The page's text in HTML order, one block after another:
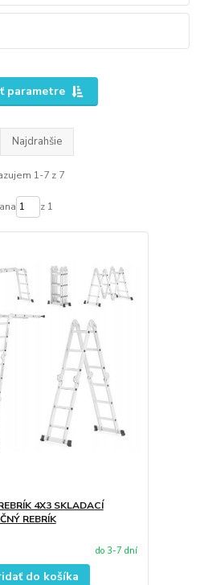
parametre
Najdrahšie
1-7 z 7
z 1
4X3 SKLADACÍ
REBRÍK
do 3-7 dní
do košíka